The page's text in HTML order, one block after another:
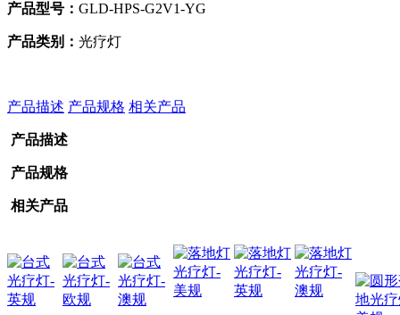
产品型号： GLD-HPS-G2V1-YG
产品类别： 光疗灯
产品描述 产品规格 相关产品
产品描述
产品规格
相关产品